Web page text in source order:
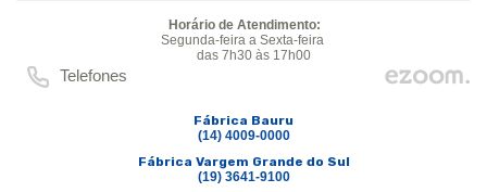
Horário de Atendimento:
Segunda-feira a Sexta-feira
das 7h30 às 17h00
Telefones
Fábrica Bauru
(14) 4009-0000
Fábrica Vargem Grande do Sul
(19) 3641-9100